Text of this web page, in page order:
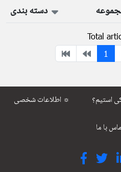
دسته بندی
Total
1
اطلاعات شخصی ☼